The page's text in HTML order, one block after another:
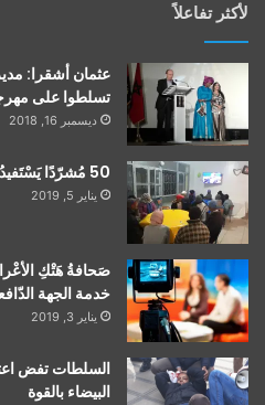
لأكثر تفاعلاً
عثمان أشقرا:
تسلطوا على
ديسمبر 16, 2018
50 مُشرّدًا يَسْتَفيدُون من “عملية دفء” بخريبكة
يناير 5, 2019
صَحافةُ هَتْكِ
خدمة الجهة
يناير 3, 2019
السلطات تفض
البيضاء بالقوة